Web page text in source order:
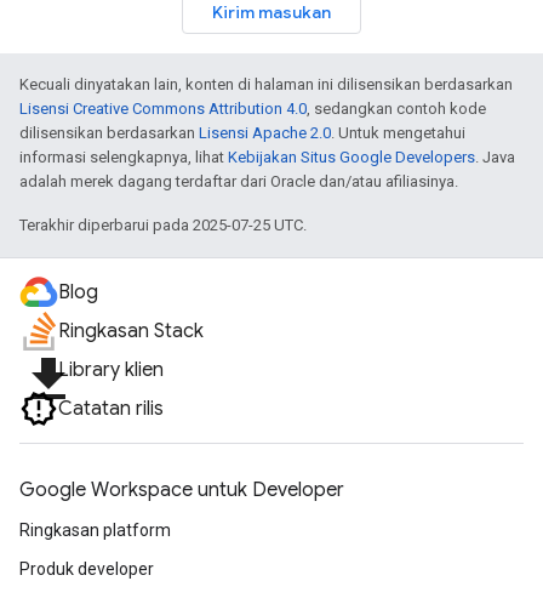
Kirim masukan
Kecuali dinyatakan lain, konten di halaman ini dilisensikan berdasarkan
Lisensi Creative Commons Attribution 4.0, sedangkan contoh kode
dilisensikan berdasarkan Lisensi Apache 2.0. Untuk mengetahui
informasi selengkapnya, lihat Kebijakan Situs Google Developers. Java
adalah merek dagang terdaftar dari Oracle dan/atau afiliasinya.
Terakhir diperbarui pada 2025-07-25 UTC.
Blog
Ringkasan Stack
file_downloadLibrary klien
Catatan rilis
Google Workspace untuk Developer
Ringkasan platform
Produk developer